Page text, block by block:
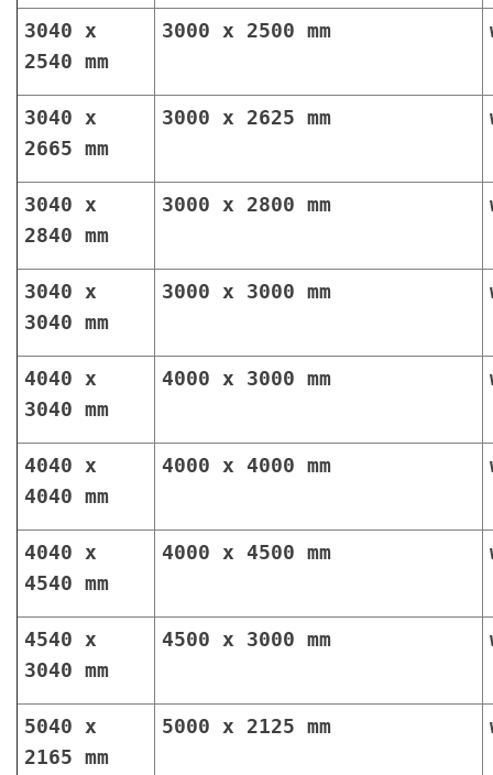
3040 x
2540 mm
3000 x 2500 mm
3040 x
2665 mm
3000 x 2625 mm
3040 x
2840 mm
3000 x 2800 mm
3040 x
3040 mm
3000 x 3000 mm
4040 x
3040 mm
4000 x 3000 mm
4040 x
4040 mm
4000 x 4000 mm
4040 x
4540 mm
4000 x 4500 mm
4540 x
3040 mm
4500 x 3000 mm
5040 x
2165 mm
5000 x 2125 mm